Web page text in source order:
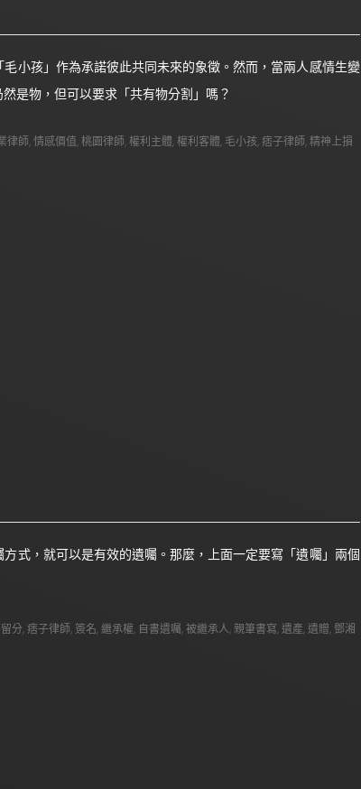
小孩」作為承諾彼此共同未來的象徵。然而，當兩人感情生變
是物，但可以要求「共有物分割」嗎？
律師,情感價值,桃園律師,權利主體,權利客體, 毛小孩, 痞子律師,精神上損
式，就可以是有效的遺囑。那麼，上面一定要寫「遺囑」兩個
分,痞子律師, 簽名,繼承權, 自書遺囑,被繼承人,親筆書寫,遺產,遺贈, 鄧湘